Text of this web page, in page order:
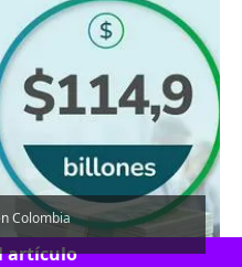
Colombia
artículo